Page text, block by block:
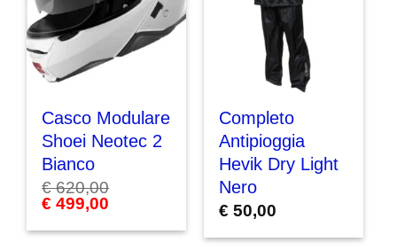
Casco Modulare
Shoei Neotec 2
Bianco
€620,00
Il
prezzo
era:
€ 499,00
è:
Completo
Antipioggia
Hevik Dry Light
Nero
€ 50,00